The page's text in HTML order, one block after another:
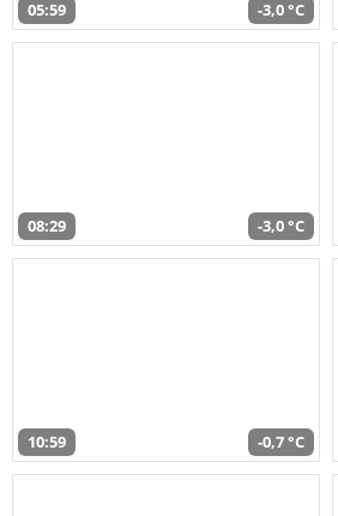
05:59 -3,0 °C
08:29 -3,0 °C
10:59 -0,7 °C